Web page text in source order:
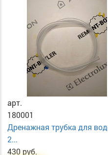
арт.
180001
Дренажная трубка для
2...
430 руб.